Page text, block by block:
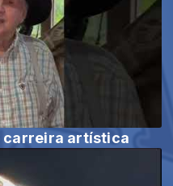
carreira artística